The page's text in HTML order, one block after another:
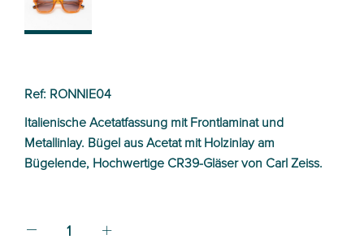
Ref: RONNIE04
Italienische Acetatfassung mit Frontlaminat und
Metallinlay. Bügel aus Acetat mit Holzinlay am
Bügelende, Hochwertige CR39-Gläser von Carl Zeiss.